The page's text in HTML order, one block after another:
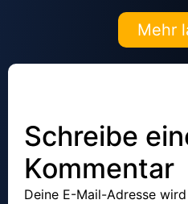
Mehr
Schreibe
Kommentar
Deine E-Mail-Adresse